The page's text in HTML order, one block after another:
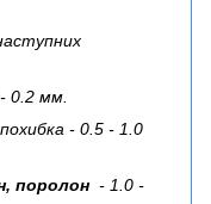
0.2 мм.
- 0.5 - 1.0
поролон - 1.0 -